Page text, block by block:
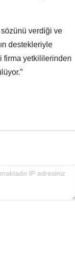
sözünü verdiği ve
destekleriyle
firma yetkililerinden